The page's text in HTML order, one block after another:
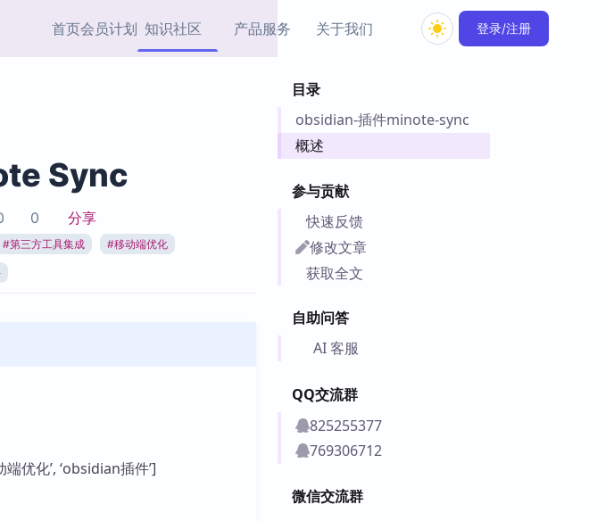
首页会员计划 知识社区
协作者
热门链接Top5
产品服务
速访问 Obsidian 官方
场
插件
Obsidian 思维导图插件
Zettelkasten 实践示例
Obsidian 教程
关于我们 登录/注册
目录
obsidian-插件minote-sync
概述
参与贡献
快速反馈
修改文章
获取全文
自助问答
AI 客服
QQ交流群
825255377
769306712
微信交流群
Sync
0 分享
#第三方工具集成 #移动端优化
端优化’, ‘obsidian插件’]